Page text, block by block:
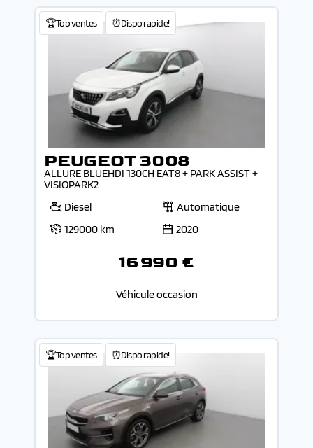
🏆Top ventes ⏰Dispo rapide!
PEUGEOT 3008
ALLURE BLUEHDI 130CH EAT8 + PARK ASSIST +
VISIOPARK2
Diesel
Automatique
129000 km
2020
16 990 €
Véhicule occasion
🏆Top ventes ⏰Dispo rapide!